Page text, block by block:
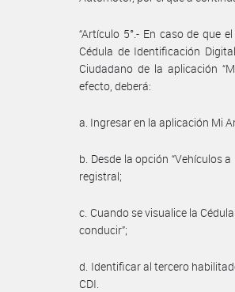
“Artículo 5°.- En caso de que
Cédula de Identificación
Ciudadano de la aplicación
efecto, deberá:
a. Ingresar en la aplicación Mi
b. Desde la opción “Vehículos
registral;
c. Cuando se visualice la
conducir”;
d. Identificar al tercero
CDI.